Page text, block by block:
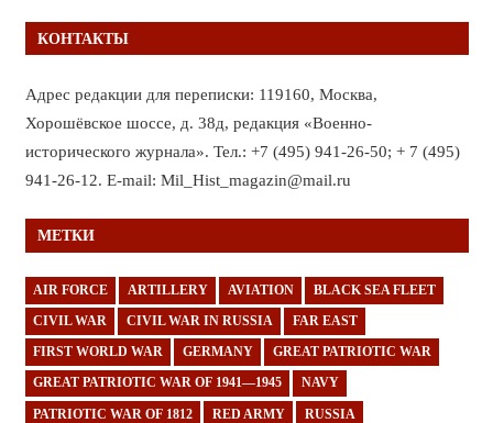
КОНТАКТЫ
Адрес редакции для переписки: 119160, Москва,
Хорошёвское шоссе, д. 38д, редакция «Военно-
исторического журнала». Тел.: +7 (495) 941-26-50; + 7 (495)
941-26-12. E-mail: Mil_Hist_magazin@mail.ru
МЕТКИ
AIR FORCE ARTILLERY AVIATION BLACK SEA FLEET
CIVIL WAR CIVIL WAR IN RUSSIA FAR EAST
FIRST WORLD WAR GERMANY GREAT PATRIOTIC WAR
GREAT PATRIOTIC WAR OF 1941—1945 NAVY
PATRIOTIC WAR OF 1812 RED ARMY RUSSIA